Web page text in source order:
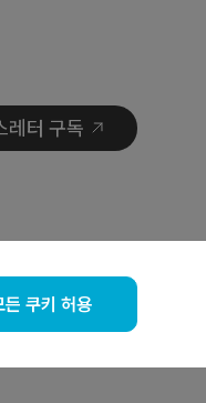
레터 구독
든 쿠키 허용